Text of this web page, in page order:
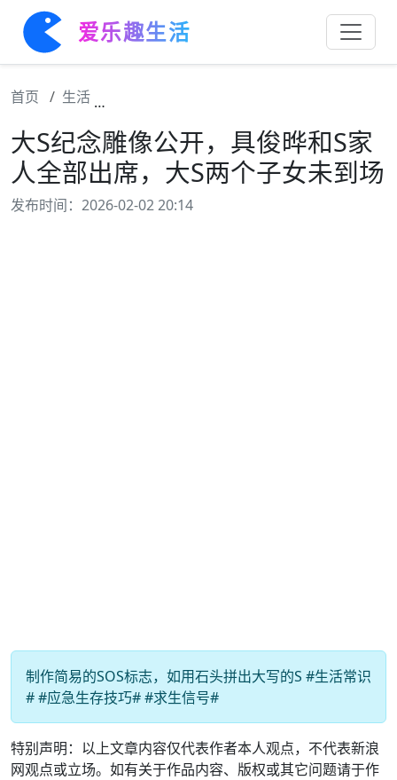
爱乐趣生活
首页 生活
大S纪念雕像公开，具俊晔和S家
人全部出席，大S两个子女未到场
发布时间：2026-02-02 20:14
制作简易的SOS标志，如用石头拼出大写的S #生活常识
# #应急生存技巧# #求生信号#
特别声明：以上文章内容仅代表作者本人观点，不代表新浪
网观点或立场。如有关于作品内容、版权或其它问题请于作